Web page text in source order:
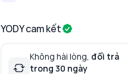
YODY cam kết
Không hài lòng, đổi trả
trong 30 ngày